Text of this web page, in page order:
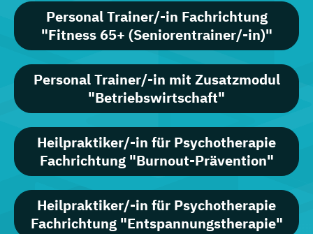
Personal Trainer/-in Fachrichtung
"Fitness 65+ (Seniorentrainer/-in)"
Personal Trainer/-in mit Zusatzmodul
"Betriebswirtschaft"
Heilpraktiker/-in für Psychotherapie
Fachrichtung "Burnout-Prävention"
Heilpraktiker/-in für Psychotherapie
Fachrichtung "Entspannungstherapie"